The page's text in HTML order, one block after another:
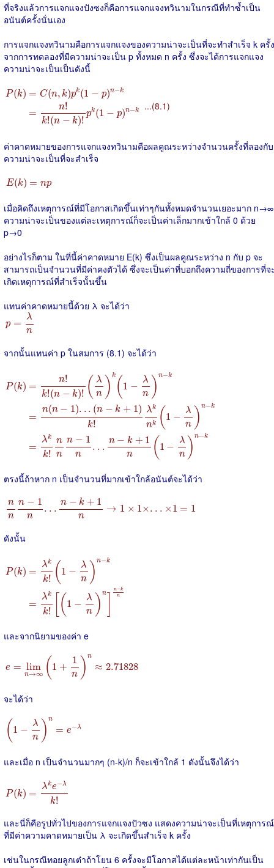
ที่จริงแล้วการแจกแจงปังซงก็คือการแจกแจงทวินามในกรณีที่ทำซ้ำเป็น
อนันต์ครั้งนั่นเอง
การแจกแจงทวินามคือการแจกแจงของความน่าจะเป็นที่จะทำสำเร็จ k ครั้ง
จากการทดลองที่มีความน่าจะเป็น p ทั้งหมด n ครั้ง ซึ่งจะได้การแจกแจง
ความน่าจะเป็นเป็นดังนี้
P(k) = C(n, k)pk(1 − p)n−k
=
n!
k!(n − k)!
pk(1 − p)n−k
P(k) = n,k k ( −p k=n!k
...(8.1)
ค่าคาดหมายของการแจกแจงทวินามคือผลคูณระหว่างจำนวนครั้งที่ลองกับ
ความน่าจะเป็นที่จะสำเร็จ
E(k) = np
E(k)=
เมื่อคิดถึงเหตุการณ์ที่มีโอกาสเกิดขึ้นเท่าๆกันทั้งหมดจำนวนเยอะมาก n→∞
ความน่าจะเป็นของแต่ละเหตุการณ์ก็จะเป็นค่าเล็กมากเข้าใกล้ 0 ด้วย
p→0
อย่างไรก็ตาม ในที่นี้ค่าคาดหมาย E(k) ซึ่งเป็นผลคูณระหว่าง n กับ p จะ
สามารถเป็นจำนวนที่มีค่าคงตัวได้ ซึ่งจะเป็นค่าที่บอกถึงความถี่ของการที่จ
เกิดเหตุการณ์ที่สำเร็จนั้นขึ้น
แทนค่าคาดหมายนี้ด้วย λ จะได้ว่า
p =
λ
n
p=λn
จากนั้นแทนค่า p ในสมการ (8.1) จะได้ว่า
P(k) =
n!
k!(n − k)! ( λ
n ) k ( 1 −
λ
n ) n−k
=
n(n − 1). . . (n − k + 1)
k!
λk
nk ( 1 −
λ
n ) n−k
=
λk
k!
n
n
n − 1
n
. . .
n − k + 1
n ( 1 −
λ
n ) n−k
) k ( 1− λ n = n (n−1
ตรงนี้ถ้าหาก n เป็นจำนวนที่มากเข้าใกล้อนันต์จะได้ว่า
n
n
n − 1
n
. . .
n − k + 1
n
→ 1 × 1×. . . ×1 = 1
nn n− . k+ → 1 ×
ดังนั้น
P(k) =
λk
k! ( 1 −
λ
n ) n−k
=
λk
k! ( 1 −
λ
n ) n
n−k
n
k ( − n − =λk
และจากนิยามของค่า e
e = lim
n→∞ ( 1 +
1
n ) n
≈ 2.71828
∞ n )n ≈
จะได้ว่า
( 1 −
λ
n ) n
= e−λ
1 )n = e−
และเมื่อ n เป็นจำนวนมากๆ (n-k)/n ก็จะเข้าใกล้ 1 ดังนั้นจึงได้ว่า
P(k) =
λke−λ
k!
e−λk!
และนี่ก็คือรูปทั่วไปของการแจกแจงปัวซง แสดงความน่าจะเป็นที่เหตุการณ์
ที่มีค่าความคาดหมายเป็น λ จะเกิดขึ้นสำเร็จ k ครั้ง
เช่นในกรณีทอยลูกเต๋าถ้าโยน 6 ครั้งจะมีโอกาสได้แต่ละหน้าเท่ากันเป็น